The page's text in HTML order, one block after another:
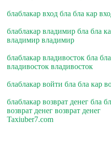
блаблакар вход бла бла кар
блаблакар владимир бла бла
владимир владимир
блаблакар владивосток бла
владивосток владивосток
блаблакар войти бла бла кар
блаблакар возврат денег бла
возврат денег возврат денег
Taxiuber7.com